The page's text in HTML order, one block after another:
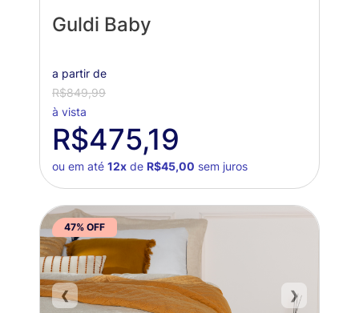
Guldi Baby
a partir de
R$849,99
à vista
R$475,19
ou em até 12xde R$45,00 sem juros
47% OFF
❮ ❯